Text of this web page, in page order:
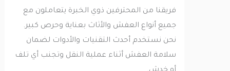
فريقنا من المحترفين ذوي الخبرة يتعاملون مع
جميع أنواع العفش والأثاث بعناية وحرص كبير.
نحن نستخدم أحدث التقنيات والأدوات لضمان
سلامة العفش أثناء عملية النقل وتجنب أي تلف